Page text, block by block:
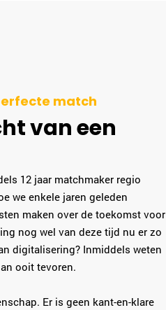
match
van een
12 jaar matchmaker regio
we enkele jaren geleden
maken over de toekomst voor
nog wel van deze tijd nu er zo
digitalisering? Inmiddels weten
ooit tevoren.
Er is geen kant-en-klare